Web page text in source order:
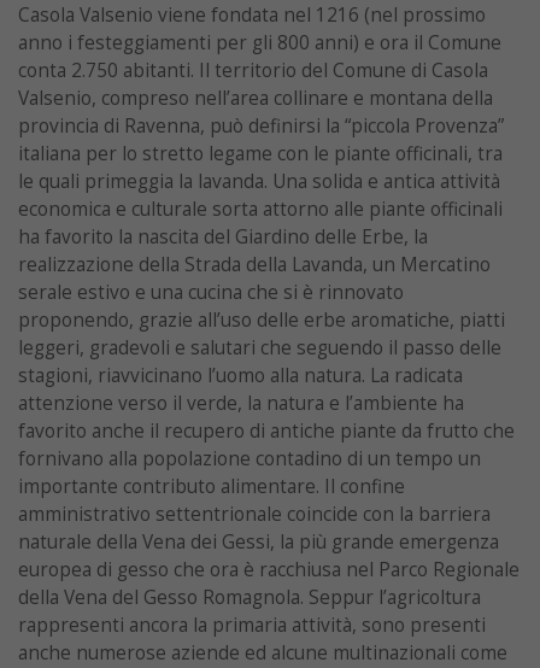
Casola Valsenio viene fondata nel 1216 (nel prossimo
anno i festeggiamenti per gli 800 anni) e ora il Comune
conta 2.750 abitanti. Il territorio del Comune di Casola
Valsenio, compreso nell’area collinare e montana della
provincia di Ravenna, può definirsi la “piccola Provenza”
italiana per lo stretto legame con le piante officinali, tra
le quali primeggia la lavanda. Una solida e antica attività
economica e culturale sorta attorno alle piante officinali
ha favorito la nascita del Giardino delle Erbe, la
realizzazione della Strada della Lavanda, un Mercatino
serale estivo e una cucina che si è rinnovato
proponendo, grazie all’uso delle erbe aromatiche, piatti
leggeri, gradevoli e salutari che seguendo il passo delle
stagioni, riavvicinano l’uomo alla natura. La radicata
attenzione verso il verde, la natura e l’ambiente ha
favorito anche il recupero di antiche piante da frutto che
fornivano alla popolazione contadino di un tempo un
importante contributo alimentare. Il confine
amministrativo settentrionale coincide con la barriera
naturale della Vena dei Gessi, la più grande emergenza
europea di gesso che ora è racchiusa nel Parco Regionale
della Vena del Gesso Romagnola. Seppur l’agricoltura
rappresenti ancora la primaria attività, sono presenti
anche numerose aziende ed alcune multinazionali come